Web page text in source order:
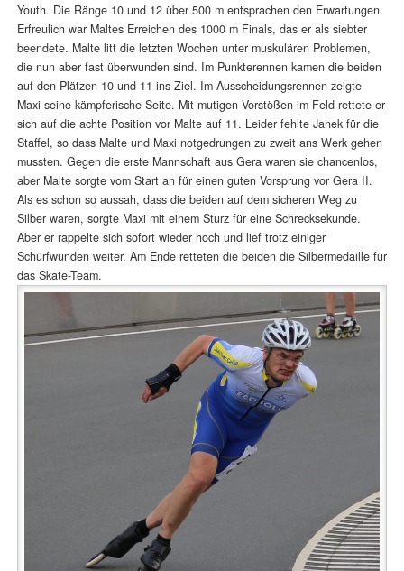
Youth. Die Ränge 10 und 12 über 500 m entsprachen den Erwartungen.
Erfreulich war Maltes Erreichen des 1000 m Finals, das er als siebter
beendete. Malte litt die letzten Wochen unter muskulären Problemen,
die nun aber fast überwunden sind. Im Punkterennen kamen die beiden
auf den Plätzen 10 und 11 ins Ziel. Im Ausscheidungsrennen zeigte
Maxi seine kämpferische Seite. Mit mutigen Vorstößen im Feld rettete er
sich auf die achte Position vor Malte auf 11. Leider fehlte Janek für die
Staffel, so dass Malte und Maxi notgedrungen zu zweit ans Werk gehen
mussten. Gegen die erste Mannschaft aus Gera waren sie chancenlos,
aber Malte sorgte vom Start an für einen guten Vorsprung vor Gera II.
Als es schon so aussah, dass die beiden auf dem sicheren Weg zu
Silber waren, sorgte Maxi mit einem Sturz für eine Schrecksekunde.
Aber er rappelte sich sofort wieder hoch und lief trotz einiger
Schürfwunden weiter. Am Ende retteten die beiden die Silbermedaille für
das Skate-Team.